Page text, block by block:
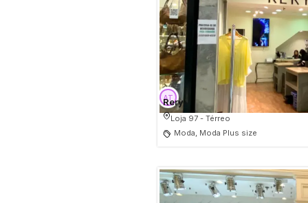
Rery
Loja 97 - Térreo
Moda, Moda Plus size